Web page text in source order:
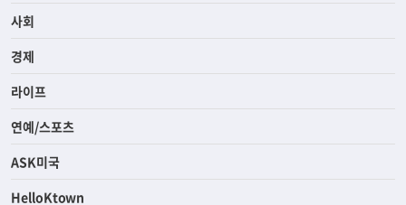
사회
경제
라이프
연예/스포츠
ASK미국
HelloKtown